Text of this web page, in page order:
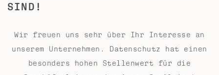
SIND!
Wir freuen uns sehr über Ihr Interesse an
unserem Unternehmen. Datenschutz hat einen
besonders hohen Stellenwert für die